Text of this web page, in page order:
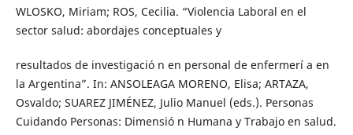
WLOSKO, Miriam; ROS, Cecilia. “Violencia Laboral en el
sector salud: abordajes conceptuales y
resultados de investigació n en personal de enfermerí a en
la Argentina”. In: ANSOLEAGA MORENO, Elisa; ARTAZA,
Osvaldo; SUAREZ JIMÉNEZ, Julio Manuel (eds.). Personas
Cuidando Personas: Dimensió n Humana y Trabajo en salud.